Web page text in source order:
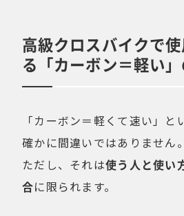
高級クロスバイクで
る「カーボン＝軽い
「カーボン＝軽くて速い」と
確かに間違いではありません。
ただし、それは使う人と使い
合に限られます。